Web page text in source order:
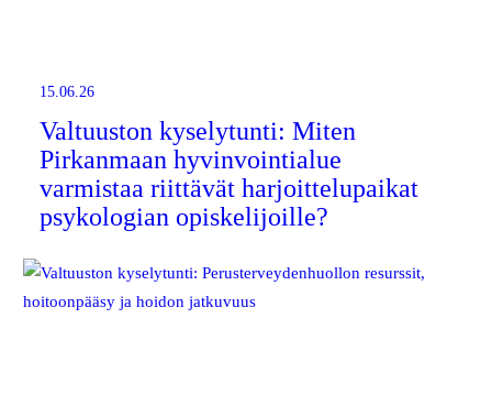
15.06.26
Valtuuston kyselytunti: Miten
Pirkanmaan hyvinvointialue
varmistaa riittävät harjoittelupaikat
psykologian opiskelijoille?